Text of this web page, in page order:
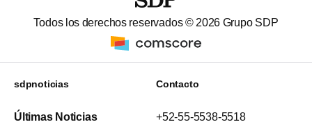
Todos los derechos reservados © 2026 Grupo SDP
sdpnoticias
Últimas Noticias
Contacto
+52-55-5538-5518